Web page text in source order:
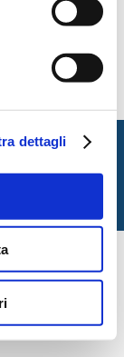
dettagli